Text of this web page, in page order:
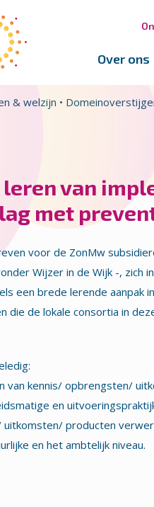
Over ons
& welzijn •
van
met
voor de ZonMw
Wijzer in de Wijk -, zich
een brede lerende
die de lokale consortia in
kennis/ opbrengsten/
en
producten
en het ambtelijk niveau.